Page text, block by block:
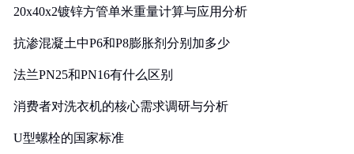
20x40x2镀锌方管单米重量计算与应用分析
抗渗混凝土中P6和P8膨胀剂分别加多少
法兰PN25和PN16有什么区别
消费者对洗衣机的核心需求调研与分析
U型螺栓的国家标准